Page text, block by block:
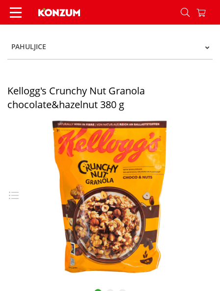
Kellogg's Crunchy Nut Granola
PAHULJICE
Kellogg's Crunchy Nut Granola
chocolate&hazelnut 380 g